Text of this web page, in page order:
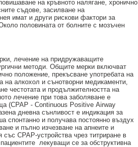
на кръвното налягане, хронично
съдове, засилване на
имат и други рискови фактори за
половината от болните с мозъчен
лечение на придружаващите
методи. Общите мерки включват
положение, прекъсване употребата на
на алкохол и сънотворни медикаменти,
честотата и продължителността на
лечение при това заболяване е
(СРАР - Continuous Рositive Аirway
дневна сънливост е индикация за
и получава постоянно въздух
и пълно изчезване на апнеите и
със СРАР-устройства чрез титриране в
лекуващи се за обструктивна